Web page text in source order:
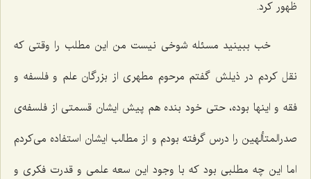
ظهور کرد.
خب ببینید مسئله شوخی نیست من این مطلب را وقتی که
نقل کردم در ذیلش گفتم مرحوم مطهری از بزرگان علم و فلسفه و
فقه و اینها بوده، حتی خود بنده هم پیش ایشان قسمتی از فلسفه‌ی
صدرالمتألهین را درس گرفته بودم و از مطالب ایشان استفاده می‌کردم
اما این چه مطلبی بود که با وجود این سعه علمی و قدرت فکری و